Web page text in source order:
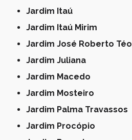
Jardim Itaú
Jardim Itaú Mirim
Jardim José Roberto Téo
Jardim Juliana
Jardim Macedo
Jardim Mosteiro
Jardim Palma Travassos
Jardim Procópio